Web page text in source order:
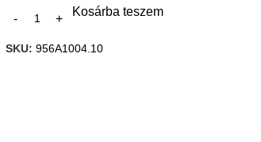
Kosárba teszem
SKU: 956A1004.10